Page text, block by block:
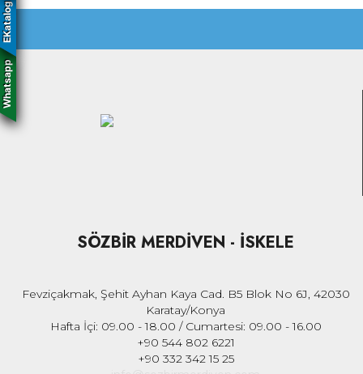
Whatsapp
EKatalog
SÖZBİR MERDİVEN - İSKELE
Fevziçakmak, Şehit Ayhan Kaya Cad. B5 Blok No 6J, 42030
Karatay/Konya
Hafta İçi: 09.00 - 18.00 / Cumartesi: 09.00 - 16.00
+90 544 802 6221
+90 332 342 15 25